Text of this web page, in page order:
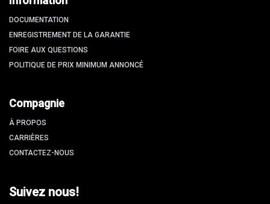
DOCUMENTATION
ENREGISTREMENT DE LA GARANTIE
FOIRE AUX QUESTIONS
POLITIQUE DE PRIX MINIMUM ANNONCÉ
Compagnie
À PROPOS
CARRIÈRES
CONTACTEZ-NOUS
Suivez nous!